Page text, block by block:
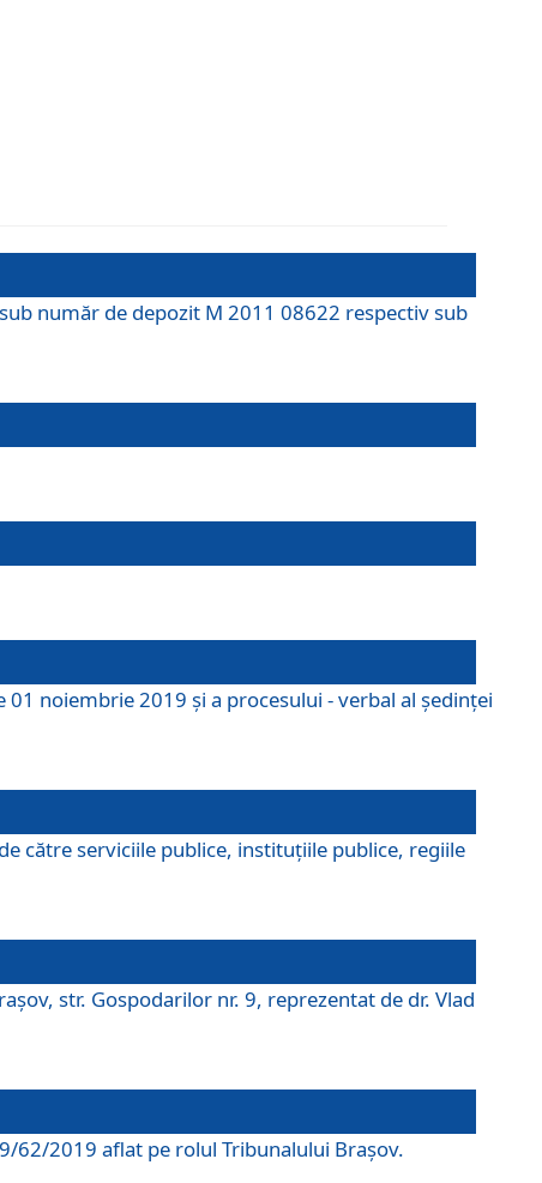
număr de depozit M 2011 08622 respectiv sub
noiembrie 2019 și a procesului - verbal al ședinței
către serviciile publice, instituțiile publice, regiile
str. Gospodarilor nr. 9, reprezentat de dr. Vlad
62/2019 aflat pe rolul Tribunalului Braşov.